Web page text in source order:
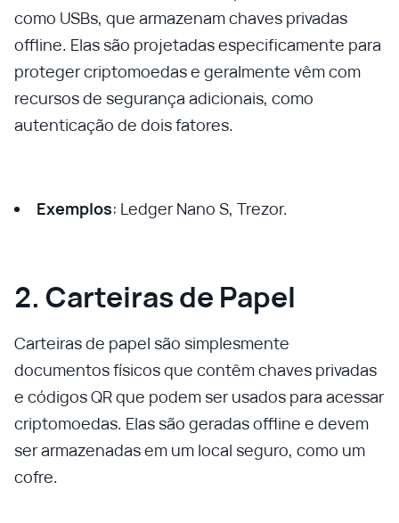
como USBs, que armazenam chaves privadas
offline. Elas são projetadas especificamente para
proteger criptomoedas e geralmente vêm com
recursos de segurança adicionais, como
autenticação de dois fatores.
Exemplos: Ledger Nano S, Trezor.
2. Carteiras de Papel
Carteiras de papel são simplesmente
documentos físicos que contêm chaves privadas
e códigos QR que podem ser usados para acessar
criptomoedas. Elas são geradas offline e devem
ser armazenadas em um local seguro, como um
cofre.